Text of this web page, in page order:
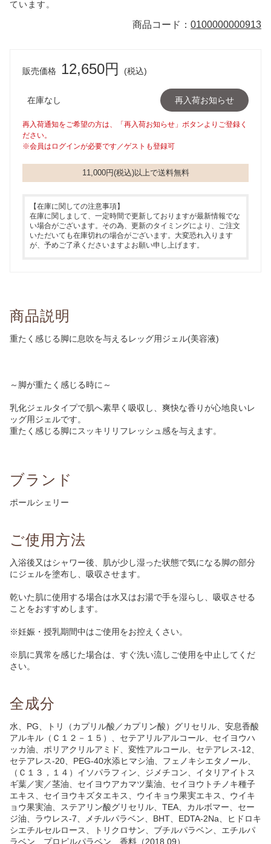
ています。
商品コード： 0100000000913
販売価格 12,650円 (税込)
在庫なし 再入荷お知らせ
再入荷通知をご希望の方は、「再入荷お知らせ」ボタンよりご登録く
ださい。
※会員はログインが必要です／ゲストも登録可
11,000円(税込)以上で送料無料
【在庫に関しての注意事項】
在庫に関しまして、一定時間で更新しておりますが最新情報でな
い場合がございます。その為、更新のタイミングにより、ご注文
いただいても在庫切れの場合がございます。大変恐れ入ります
が、予めご了承くださいますよお願い申し上げます。
商品説明
重たく感じる脚に息吹を与えるレッグ用ジェル(美容液)
～脚が重たく感じる時に～
乳化ジェルタイプで肌へ素早く吸収し、爽快な香りが心地良いレ
ッグ用ジェルです。
重たく感じる脚にスッキリリフレッシュ感を与えます。
ブランド
ポールシェリー
ご使用方法
入浴後又はシャワー後、肌が少し湿った状態で気になる脚の部分
にジェルを塗布し、吸収させます。
乾いた肌に使用する場合は水又はお湯で手を湿らし、吸収させる
ことをおすすめします。
※妊娠・授乳期間中はご使用をお控えくさい。
※肌に異常を感じた場合は、すぐ洗い流しご使用を中止してくだ
さい。
全成分
水、PG、トリ（カプリル酸／カプリン酸）グリセリル、安息香酸
アルキル（Ｃ１２－１５）、セテアリルアルコール、セイヨウハ
ッカ油、ポリアクリルアミド、変性アルコール、セテアレス-12、
セテアレス-20、PEG-40水添ヒマシ油、フェノキシエタノール、
（Ｃ１３，１４）イソパラフィン、ジメチコン、イタリアイトス
ギ葉／実／茎油、セイヨウアカマツ葉油、セイヨウトチノキ種子
エキス、セイヨウキズタエキス、ウイキョウ果実エキス、ウイキ
ョウ果実油、ステアリン酸グリセリル、TEA、カルボマー、セー
ジ油、ラウレス-7、メチルパラベン、BHT、EDTA-2Na、ヒドロキ
シエチルセルロース、トリクロサン、ブチルパラベン、エチルパ
ラベン、プロピルパラベン、香料（2018.09）